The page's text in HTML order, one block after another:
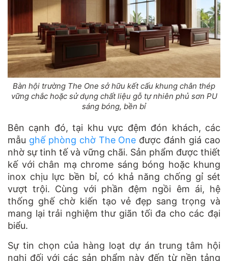
Bàn hội trường The One sở hữu kết cấu khung chân thép
vững chắc hoặc sử dụng chất liệu gỗ tự nhiên phủ sơn PU
sáng bóng, bền bỉ
Bên cạnh đó, tại khu vực đệm đón khách, các
mẫu ghế phòng chờ The One được đánh giá cao
nhờ sự tinh tế và vững chãi. Sản phẩm được thiết
kế với chân mạ chrome sáng bóng hoặc khung
inox chịu lực bền bỉ, có khả năng chống gỉ sét
vượt trội. Cùng với phần đệm ngồi êm ái, hệ
thống ghế chờ kiến tạo vẻ đẹp sang trọng và
mang lại trải nghiệm thư giãn tối đa cho các đại
biểu.
Sự tin chọn của hàng loạt dự án trung tâm hội
nghị đối với các sản phẩm này đến từ nền tảng